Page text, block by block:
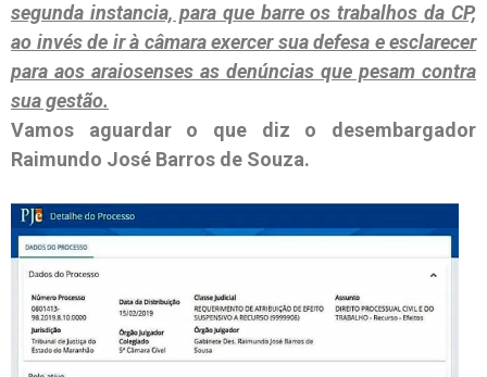
segunda instancia, para que barre os trabalhos da CP,
ao invés de ir à câmara exercer sua defesa e esclarecer
para aos araiosenses as denúncias que pesam contra
sua gestão.
Vamos aguardar o que diz o desembargador
Raimundo José Barros de Souza.